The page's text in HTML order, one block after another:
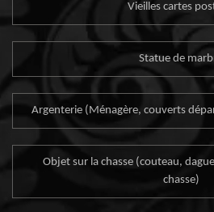
Vieilles cartes
Statue de
Argenterie (Ménagère, couverts
Objet sur la chasse (couteau,
chasse)